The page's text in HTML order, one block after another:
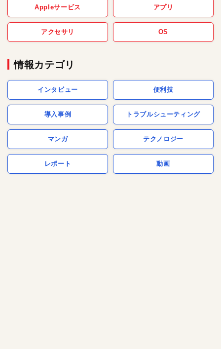
Appleサービス アプリ
アクセサリ OS
情報カテゴリ
インタビュー 便利技
導入事例 トラブルシューティング
マンガ テクノロジー
レポート 動画